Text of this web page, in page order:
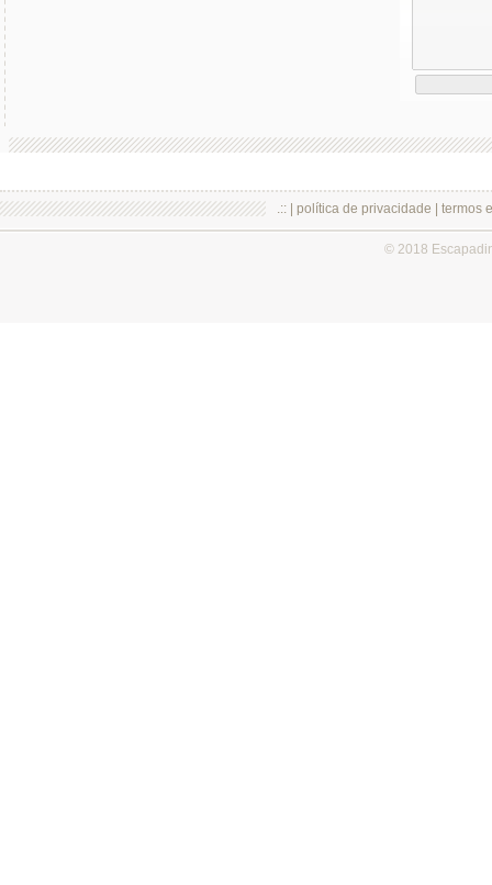
.:: | política de privacidade termos
© 2018